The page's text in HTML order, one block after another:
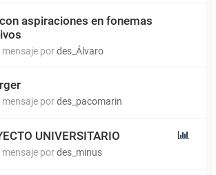
aspiraciones en fonemas
mensaje pordes_Álvaro
mensaje pordes_pacomarin
UNIVERSITARIO
mensaje pordes_minus